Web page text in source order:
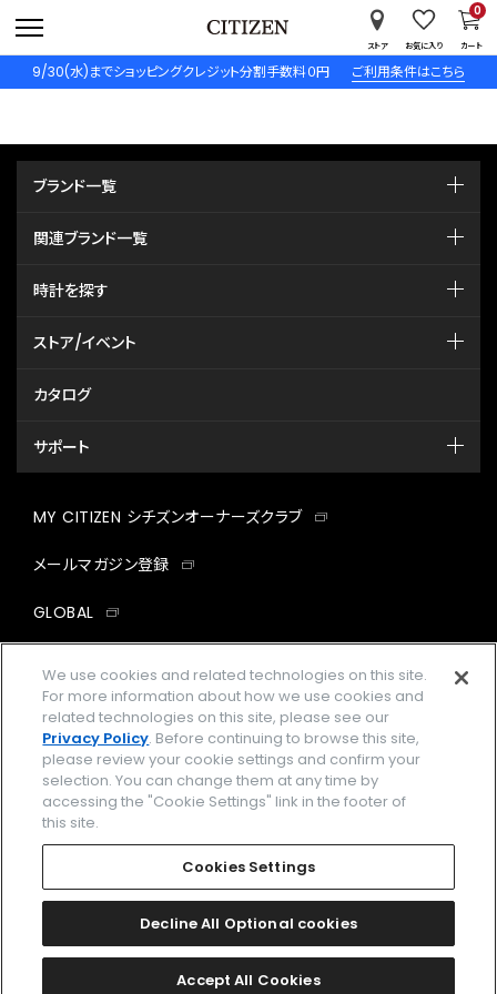
9/30(水)までショッピングクレジット分割手数料０円 ご利用条件はこちら
ストア お気に入り カート
0
ブランド一覧
関連ブランド一覧
時計を探す
ストア/イベント
カタログ
サポート
MY CITIZEN シチズンオーナーズクラブ
メールマガジン登録
GLOBAL
facebookinstagramtwitter
企業情報 ご利用規約
プライバシーポリシー Cookies Settings
Amazon PayはAmazon.com, Inc.またはその関連会社の商標です。
2026 CITIZEN WATCH CO., LTD.
We use cookies and related technologies on this site.
For more information about how we use cookies and
related technologies on this site, please see our
Privacy Policy. Before continuing to browse this site,
please review your cookie settings and confirm your
selection. You can change them at any time by
accessing the "Cookie Settings" link in the footer of
this site.
Cookies Settings
Decline All Optional cookies
Accept All Cookies